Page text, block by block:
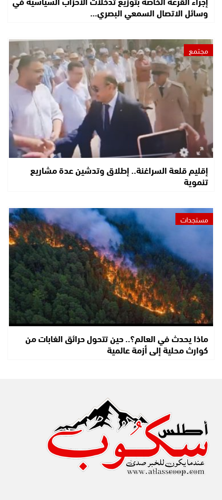
وسائل الاتصال السمعي البصري…
مجتمع
إقليم قلعة السراغنة.. إطلاق وتدشين عدة مشاريع
تنموية
مستجدات
ماذا يحدث في العالم؟.. حين تتحول حرائق الغابات من
كوارث محلية إلى أزمة عالمية